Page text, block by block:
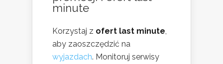
minute
Korzystaj z ofert last minute
aby zaoszczędzić na
wyjazdach. Monitoruj serwisy